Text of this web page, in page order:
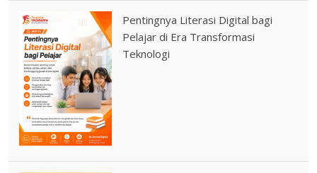
Pentingnya Literasi Digital bagi
Pelajar di Era Transformasi
Teknologi